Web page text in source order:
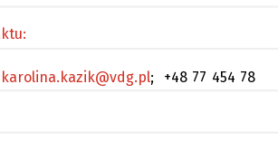
karolina.kazik@vdg.pl; +48 77 454 78